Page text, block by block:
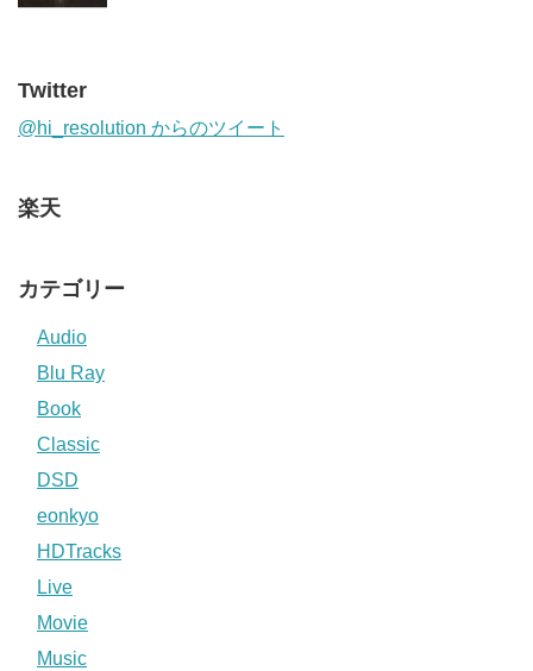
Twitter
@hi_resolution からのツイート
楽天
カテゴリー
Audio
Blu Ray
Book
Classic
DSD
eonkyo
HDTracks
Live
Movie
Music